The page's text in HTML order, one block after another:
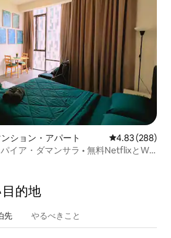
ション・アパート レビュー288
4.83 (288)
イア・ダマンサラ • 無料NetflixとWi-
的⁠地
先 やるべきこと